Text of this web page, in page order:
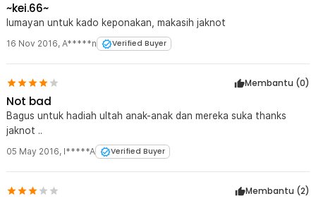
~kei.66~
lumayan untuk kado keponakan, makasih jaknot
16 Nov 2016, A*****n Verified Buyer
Membantu (0)
Not bad
Bagus untuk hadiah ultah anak-anak dan mereka suka thanks
jaknot ..
05 May 2016, I*****A Verified Buyer
Membantu (2)